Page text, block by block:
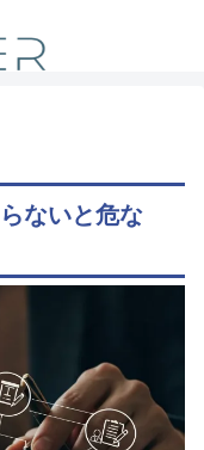
ないと危な